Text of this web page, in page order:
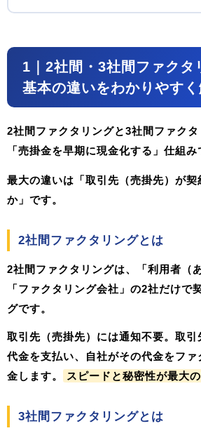
1｜2社間・3社間ファクタ
基本の違いをわかりやす
2社間ファクタリングと3社間ファク
「売掛金を早期に現金化する」仕組み
最大の違いは 「取引先（売掛先）が
か」 です。
2社間ファクタリングとは
2社間ファクタリングは、
「利用者（
「ファクタリング会社」の2社だけで
グです。
取引先（売掛先）には通知不要。取引
代金を支払い、自社がその代金をファ
金します。
スピードと秘密性が最大
3社間ファクタリングとは